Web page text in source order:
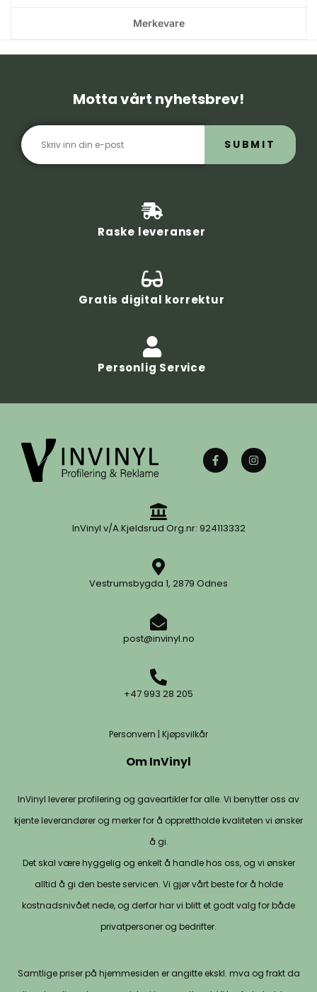
Merkevare
Motta vårt nyhetsbrev!
SUBMIT
Raske leveranser
Gratis digital korrektur
Personlig Service
InVinyl v/A.Kjeldsrud Org.nr: 924113332
Vestrumsbygda 1, 2879 Odnes
post@invinyl.no
+47 993 28 205
Personvern | Kjøpsvilkår
Om InVinyl
InVinyl leverer profilering og gaveartikler for alle. Vi benytter oss av
kjente leverandører og merker for å opprettholde kvaliteten vi ønsker
å gi.
Det skal være hyggelig og enkelt å handle hos oss, og vi ønsker
alltid å gi den beste servicen. Vi gjør vårt beste for å holde
kostnadsnivået nede, og derfor har vi blitt et godt valg for både
privatpersoner og bedrifter.
Samtlige priser på hjemmesiden er angitte ekskl. mva og frakt da